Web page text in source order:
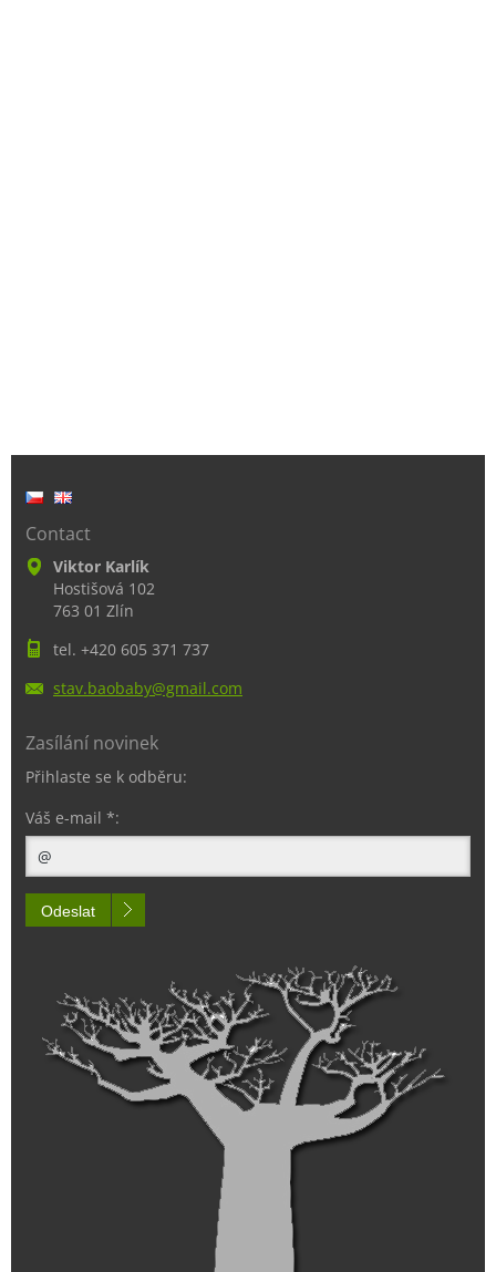
Contact
Viktor Karlík
Hostišová 102
763 01 Zlín
tel. +420 605 371 737
stav.baobaby@gmail.com
Zasílání novinek
Přihlaste se k odběru:
Váš e-mail *:
Odeslat